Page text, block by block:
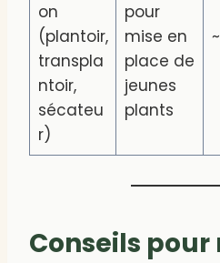
on
(plantoir,
transpla
ntoir,
sécateu
r)
pour
mise en
place de
jeunes
plants
Conseils pour